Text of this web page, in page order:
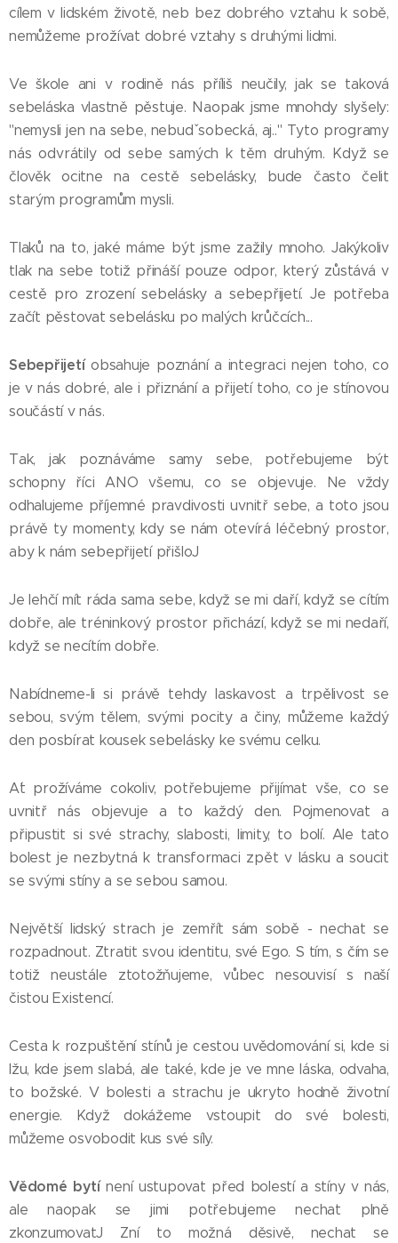
cílem v lidském životě, neb bez dobrého vztahu k sobě,
nemůžeme prožívat dobré vztahy s druhými lidmi.
Ve škole ani v rodině nás příliš neučily, jak se taková
sebeláska vlastně pěstuje. Naopak jsme mnohdy slyšely:
"nemysli jen na sebe, nebudˇ sobecká, aj.." Tyto programy
nás odvrátily od sebe samých k těm druhým. Když se
člověk ocitne na cestě sebelásky, bude často čelit
starým programům mysli.
Tlaků na to, jaké máme být jsme zažily mnoho. Jakýkoliv
tlak na sebe totiž přináší pouze odpor, který zůstává v
cestě pro zrození sebelásky a sebepřijetí. Je potřeba
začít pěstovat sebelásku po malých krůčcích...
Sebepřijetíobsahuje poznání a integraci nejen toho, co
je v nás dobré, ale i přiznání a přijetí toho, co je stínovou
součástí v nás.
Tak, jak poznáváme samy sebe, potřebujeme být
schopny říci ANO všemu, co se objevuje. Ne vždy
odhalujeme příjemné pravdivosti uvnitř sebe, a toto jsou
právě ty momenty, kdy se nám otevírá léčebný prostor,
aby k nám sebepřijetí přišloJ
Je lehčí mít ráda sama sebe, když se mi daří, když se cítím
dobře, ale tréninkový prostor přichází, když se mi nedaří,
když se necítím dobře.
Nabídneme-li si právě tehdy laskavost a trpělivost se
sebou, svým tělem, svými pocity a činy, můžeme každý
den posbírat kousek sebelásky ke svému celku.
A´t prožíváme cokoliv, potřebujeme přijímat vše, co se
uvnitř nás objevuje a to každý den. Pojmenovat a
připustit si své strachy, slabosti, limity, to bolí. Ale tato
bolest je nezbytná k transformaci zpět v lásku a soucit
se svými stíny a se sebou samou.
Největší lidský strach je zemřít sám sobě - nechat se
rozpadnout. Ztratit svou identitu, své Ego. S tím, s čím se
totiž neustále ztotožňujeme, vůbec nesouvisí s naší
čistou Existencí.
Cesta k rozpuštění stínů je cestou uvědomování si, kde si
lžu, kde jsem slabá, ale také, kde je ve mne láska, odvaha,
to božské. V bolesti a strachu je ukryto hodně životní
energie. Když dokážeme vstoupit do své bolesti,
můžeme osvobodit kus své síly.
Vědomé bytínení ustupovat před bolestí a stíny v nás,
ale naopak se jimi potřebujeme nechat plně
zkonzumovatJ Zní to možná děsivě, nechat se